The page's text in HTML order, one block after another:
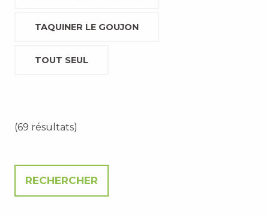
TAQUINER LE GOUJON
TOUT SEUL
(69 résultats)